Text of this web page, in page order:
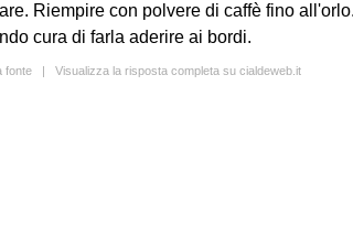
Riempire con polvere di caffè fino
cura di farla aderire ai bordi.
fonte | Visualizza la risposta completa su cialdeweb.it